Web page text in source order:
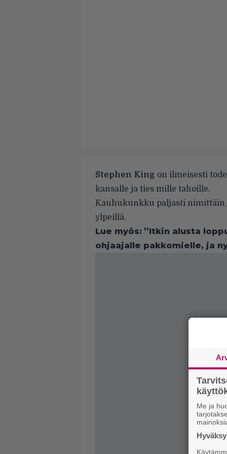
Stephen King on ilmeisesti
kansalle ja ties mille tahoille.
Kauhukunkku paljasti nimittäin
ylpeillä.
Lue myös: ”Itkin alusta
ohjaajalle pakkomielle, ja
Me ja